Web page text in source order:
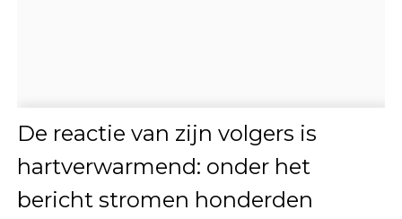
De reactie van zijn volgers is
hartverwarmend: onder het
bericht stromen honderden